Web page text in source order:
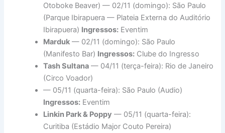
Otoboke Beaver) — 02/11 (domingo): São Paulo
(Parque Ibirapuera — Plateia Externa do Auditório
Ibirapuera) Ingressos: Eventim
Marduk — 02/11 (domingo): São Paulo
(Manifesto Bar) Ingressos: Clube do Ingresso
Tash Sultana — 04/11 (terça-feira): Rio de Janeiro
(Circo Voador)
— 05/11 (quarta-feira): São Paulo (Audio)
Ingressos: Eventim
Linkin Park & Poppy — 05/11 (quarta-feira):
Curitiba (Estádio Major Couto Pereira)